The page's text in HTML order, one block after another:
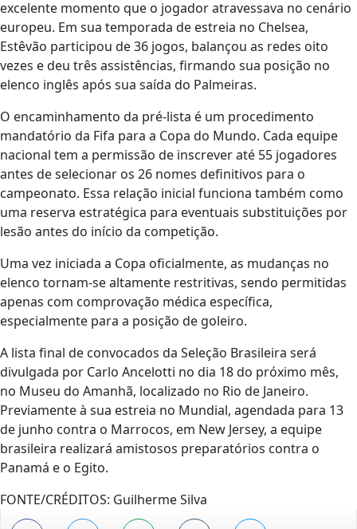
excelente momento que o jogador atravessava no cenário
europeu. Em sua temporada de estreia no Chelsea,
Estêvão participou de 36 jogos, balançou as redes oito
vezes e deu três assistências, firmando sua posição no
elenco inglês após sua saída do Palmeiras.
O encaminhamento da pré-lista é um procedimento
mandatório da Fifa para a Copa do Mundo. Cada equipe
nacional tem a permissão de inscrever até 55 jogadores
antes de selecionar os 26 nomes definitivos para o
campeonato. Essa relação inicial funciona também como
uma reserva estratégica para eventuais substituições por
lesão antes do início da competição.
Uma vez iniciada a Copa oficialmente, as mudanças no
elenco tornam-se altamente restritivas, sendo permitidas
apenas com comprovação médica específica,
especialmente para a posição de goleiro.
A lista final de convocados da Seleção Brasileira será
divulgada por Carlo Ancelotti no dia 18 do próximo mês,
no Museu do Amanhã, localizado no Rio de Janeiro.
Previamente à sua estreia no Mundial, agendada para 13
de junho contra o Marrocos, em New Jersey, a equipe
brasileira realizará amistosos preparatórios contra o
Panamá e o Egito.
FONTE/CRÉDITOS: Guilherme Silva